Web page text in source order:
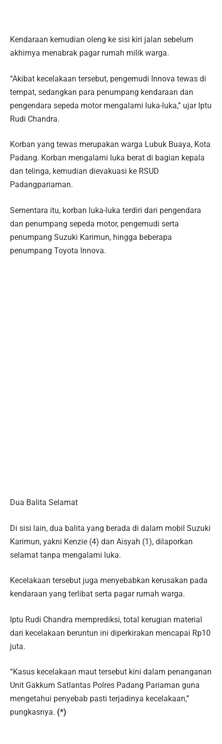
Kendaraan kemudian oleng ke sisi kiri jalan sebelum
akhirnya menabrak pagar rumah milik warga.
“Akibat kecelakaan tersebut, pengemudi Innova tewas di
tempat, sedangkan para penumpang kendaraan dan
pengendara sepeda motor mengalami luka-luka,” ujar Iptu
Rudi Chandra.
Korban yang tewas merupakan warga Lubuk Buaya, Kota
Padang. Korban mengalami luka berat di bagian kepala
dan telinga, kemudian dievakuasi ke RSUD
Padangpariaman.
Sementara itu, korban luka-luka terdiri dari pengendara
dan penumpang sepeda motor, pengemudi serta
penumpang Suzuki Karimun, hingga beberapa
penumpang Toyota Innova.
Dua Balita Selamat
Di sisi lain, dua balita yang berada di dalam mobil Suzuki
Karimun, yakni Kenzie (4) dan Aisyah (1), dilaporkan
selamat tanpa mengalami luka.
Kecelakaan tersebut juga menyebabkan kerusakan pada
kendaraan yang terlibat serta pagar rumah warga.
Iptu Rudi Chandra memprediksi, total kerugian material
dari kecelakaan beruntun ini diperkirakan mencapai Rp10
juta.
“Kasus kecelakaan maut tersebut kini dalam penanganan
Unit Gakkum Satlantas Polres Padang Pariaman guna
mengetahui penyebab pasti terjadinya kecelakaan,”
pungkasnya. (*)